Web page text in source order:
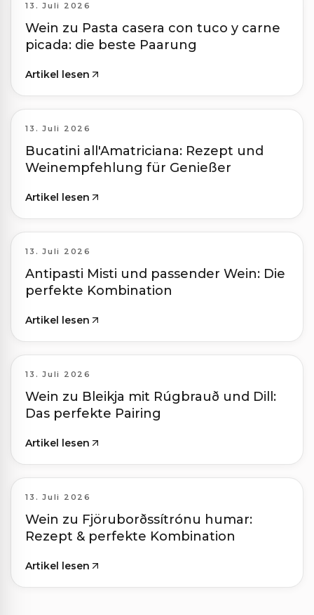
13. Juli 2026
Wein zu Pasta casera con tuco y carne
picada: die beste Paarung
Artikel lesen
13. Juli 2026
Bucatini all'Amatriciana: Rezept und
Weinempfehlung für Genießer
Artikel lesen
13. Juli 2026
Antipasti Misti und passender Wein: Die
perfekte Kombination
Artikel lesen
13. Juli 2026
Wein zu Bleikja mit Rúgbrauð und Dill:
Das perfekte Pairing
Artikel lesen
13. Juli 2026
Wein zu Fjöruborðssítrónu humar:
Rezept & perfekte Kombination
Artikel lesen